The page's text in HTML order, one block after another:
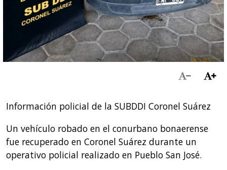
Información policial de la SUBDDI Coronel Suárez
Un vehículo robado en el conurbano bonaerense
fue recuperado en Coronel Suárez durante un
operativo policial realizado en Pueblo San José.